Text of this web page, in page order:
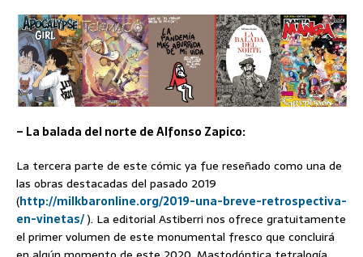
– La balada del norte de Alfonso Zapico:
La tercera parte de este cómic ya fue reseñado como una de
las obras destacadas del pasado 2019
(http://milkbaronline.org/2019-una-breve-retrospectiva-
en-vinetas/). La editorial Astiberri nos ofrece gratuitamente
el primer volumen de este monumental fresco que concluirá